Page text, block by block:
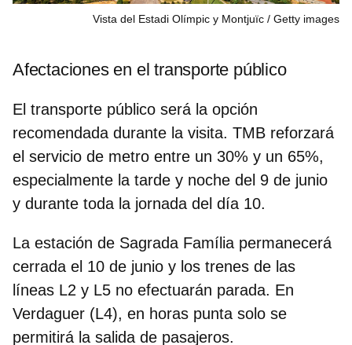
Vista del Estadi Olímpic y Montjuïc Getty images
Afectaciones en el transporte público
El transporte público será la opción
recomendada durante la visita. TMB reforzará
el servicio de metro entre un 30% y un 65%,
especialmente la tarde y noche del 9 de junio
y durante toda la jornada del día 10.
La estación de Sagrada Família permanecerá
cerrada el 10 de junio y los trenes de las
líneas L2 y L5 no efectuarán parada. En
Verdaguer (L4), en horas punta solo se
permitirá la salida de pasajeros.